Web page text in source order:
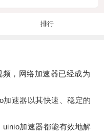
排行
，网络加速器已经成为
速器以其快速、稳定的
加速器都能有效地解